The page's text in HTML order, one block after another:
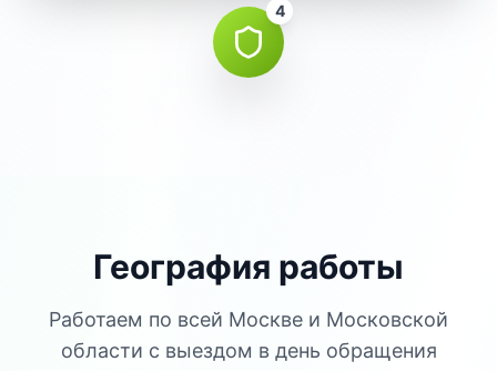
4
География работы
Работаем по всей Москве и Московской
области с выездом в день обращения